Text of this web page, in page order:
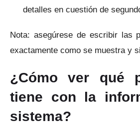
detalles en cuestión de
Nota: asegúrese de escribir las
exactamente como se muestra y
¿Cómo ver qué
tiene con la
sistema?